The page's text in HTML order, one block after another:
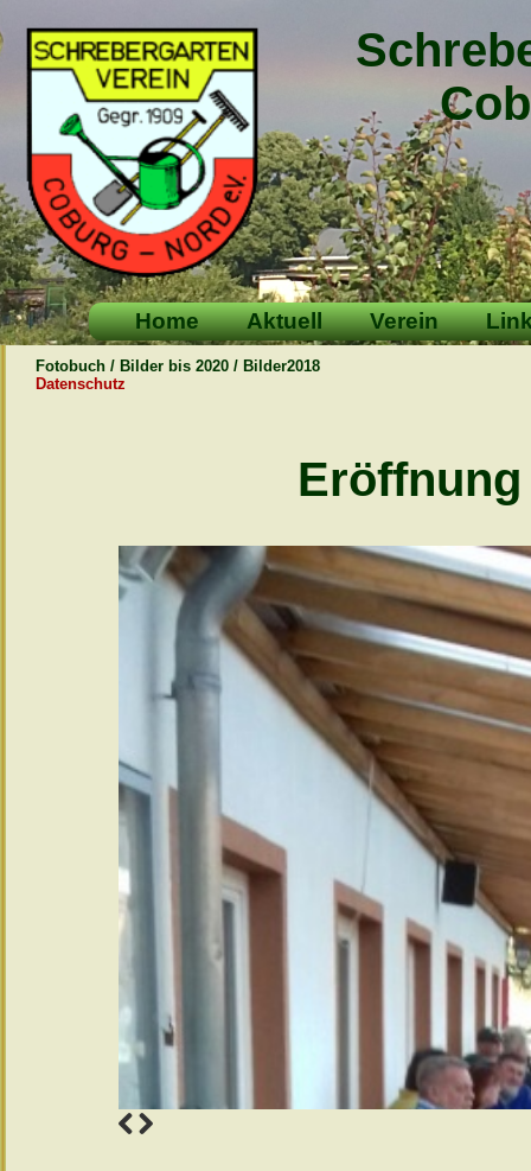
Home Aktuell Verein
Fotobuch / Bilder bis 2020 / Bilder2018
Datenschutz